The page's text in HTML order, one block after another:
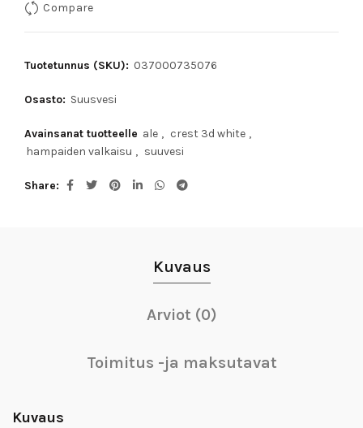
Compare
Tuotetunnus (SKU): 037000735076
Osasto: Suusvesi
Avainsanat tuotteelle ale , crest 3d white ,
hampaiden valkaisu , suuvesi
Share
Kuvaus
Arviot (0)
Toimitus -ja maksutavat
Kuvaus